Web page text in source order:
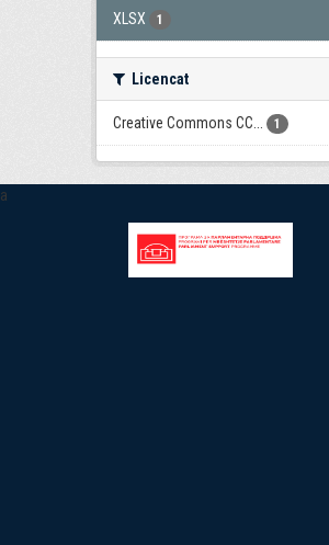
XLSX 1
Licencat
Creative Commons CC... 1
a